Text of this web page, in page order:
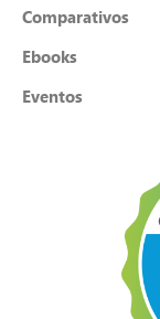
Comparativos
Ebooks
Eventos